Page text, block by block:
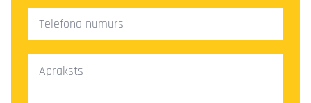
Telefona
numurs
Ziņa